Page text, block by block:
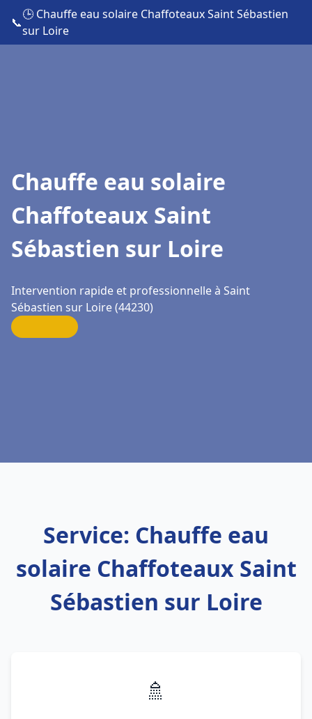
📞
🕒 Chauffe eau solaire Chaffoteaux Saint Sébastien
sur Loire
Chauffe eau solaire
Chaffoteaux Saint
Sébastien sur Loire
Intervention rapide et professionnelle à Saint
Sébastien sur Loire (44230)
Service: Chauffe eau
solaire Chaffoteaux Saint
Sébastien sur Loire
🚿